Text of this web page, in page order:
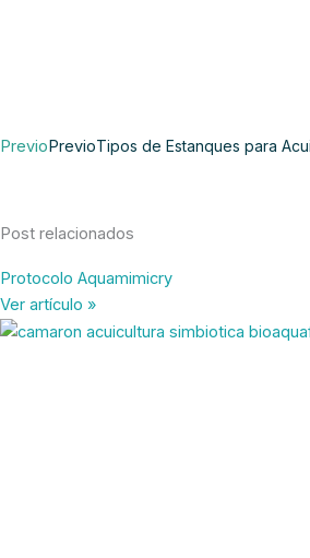
PrevioPrevioTipos de Estanques para
Post relacionados
Protocolo Aquamimicry
Ver artículo »